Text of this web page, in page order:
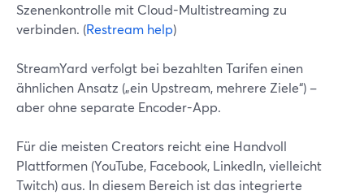
Szenenkontrolle mit Cloud-Multistreaming zu
verbinden. (Restream help)
StreamYard verfolgt bei bezahlten Tarifen einen
ähnlichen Ansatz („ein Upstream, mehrere Ziele“) –
aber ohne separate Encoder-App.
Für die meisten Creators reicht eine Handvoll
Plattformen (YouTube, Facebook, LinkedIn, vielleicht
Twitch) aus. In diesem Bereich ist das integrierte